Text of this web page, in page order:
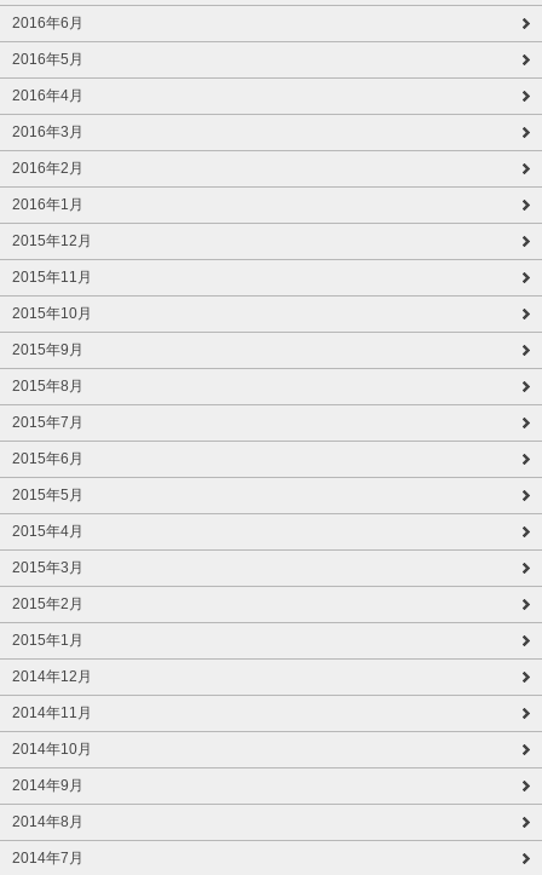
2016年6月
2016年5月
2016年4月
2016年3月
2016年2月
2016年1月
2015年12月
2015年11月
2015年10月
2015年9月
2015年8月
2015年7月
2015年6月
2015年5月
2015年4月
2015年3月
2015年2月
2015年1月
2014年12月
2014年11月
2014年10月
2014年9月
2014年8月
2014年7月